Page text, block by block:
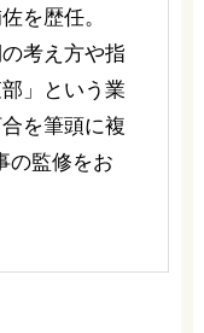
を歴任。
考え方や指
」という業
を筆頭に複
の監修をお